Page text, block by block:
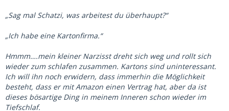
„Sag mal Schatzi, was arbeitest du überhaupt?“
„Ich habe eine Kartonfirma.“
Hmmm….mein kleiner Narzisst dreht sich weg und rollt sich
wieder zum schlafen zusammen. Kartons sind uninteressant.
Ich will ihn noch erwidern, dass immerhin die Möglichkeit
besteht, dass er mit Amazon einen Vertrag hat, aber da ist
dieses bösartige Ding in meinem Inneren schon wieder im
Tiefschlaf.